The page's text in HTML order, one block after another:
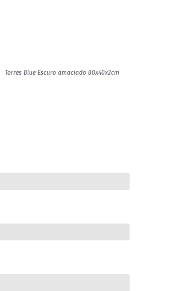
Torres Blue Escuro amaciado 80x40x2cm